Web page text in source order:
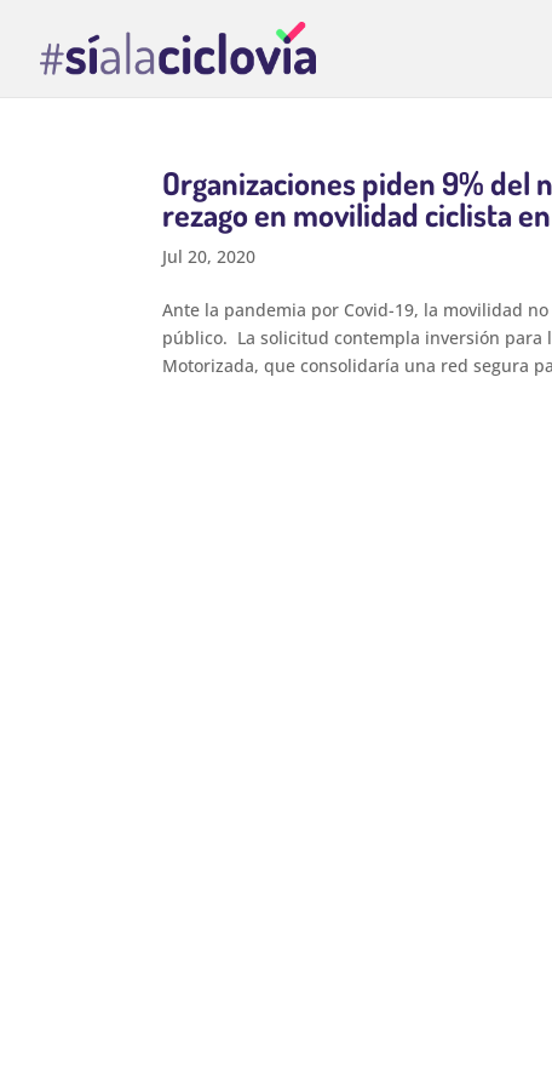
Organizaciones piden 9% del
rezago en movilidad ciclista
Jul 20, 2020
Ante la pandemia por Covid-19, la movilidad
público. La solicitud contempla inversión
Motorizada, que consolidaría una red segura